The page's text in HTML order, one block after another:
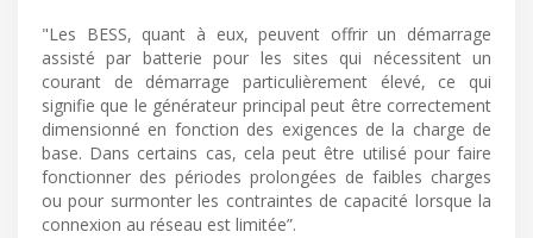
"Les BESS, quant à eux, peuvent offrir un démarrage
assisté par batterie pour les sites qui nécessitent un
courant de démarrage particulièrement élevé, ce qui
signifie que le générateur principal peut être correctement
dimensionné en fonction des exigences de la charge de
base. Dans certains cas, cela peut être utilisé pour faire
fonctionner des périodes prolongées de faibles charges
ou pour surmonter les contraintes de capacité lorsque la
connexion au réseau est limitée”.